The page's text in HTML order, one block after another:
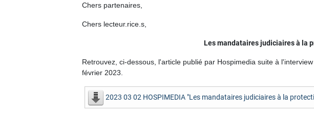
Chers partenaires,
Chers lecteur.rice.s,
Les mandataires judiciaires à la
Retrouvez, ci-dessous, l'article publié par Hospimedia suite à
février 2023.
2023 03 02 HOSPIMEDIA "Les mandataires judiciaires à la